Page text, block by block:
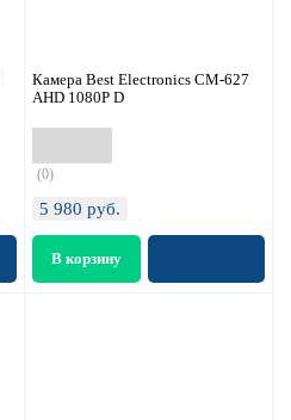
Камера Best Electronics CM-627
AHD 1080P D
(0)
5 980 руб.